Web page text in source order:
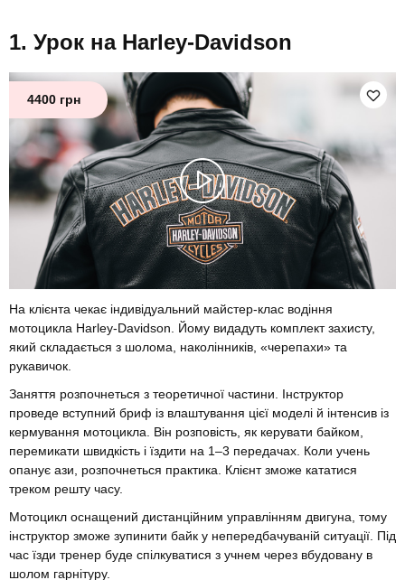
Урок на Harley-Davidson
4400 грн
На клієнта чекає індивідуальний майстер-клас водіння
мотоцикла Harley-Davidson. Йому видадуть комплект захисту,
який складається з шолома, наколінників, «черепахи» та
рукавичок.
Заняття розпочнеться з теоретичної частини. Інструктор
проведе вступний бриф із влаштування цієї моделі й інтенсив із
кермування мотоцикла. Він розповість, як керувати байком,
перемикати швидкість і їздити на 1–3 передачах. Коли учень
опанує ази, розпочнеться практика. Клієнт зможе кататися
треком решту часу.
Мотоцикл оснащений дистанційним управлінням двигуна, тому
інструктор зможе зупинити байк у непередбачуваній ситуації. Під
час їзди тренер буде спілкуватися з учнем через вбудовану в
шолом гарнітуру.